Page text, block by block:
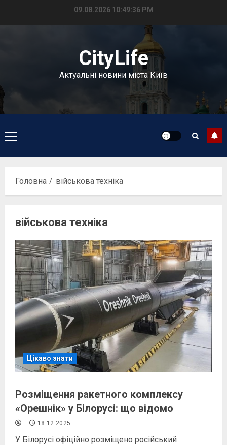
09.08.2026 10:49:37 PM
CityLife
Актуальні новини міста Київ
Головне
меню
Головна військова техніка
військова техніка
Цікаво знати
Розміщення ракетного комплексу
«Орешнік» у Білорусі: що відомо
18.12.2025
У Білорусі офіційно розміщено російський